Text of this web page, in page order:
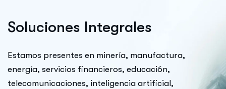
Soluciones Integrales
Estamos presentes en minería, manufactura,
energía, servicios financieros, educación,
telecomunicaciones, inteligencia artificial,